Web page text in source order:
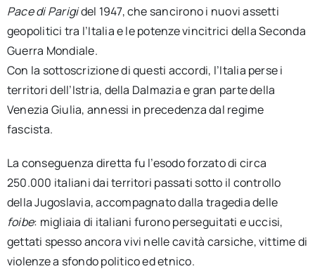
Pace di Parigidel 1947, che sancirono i nuovi assetti
geopolitici tra l’Italia e le potenze vincitrici della Seconda
Guerra Mondiale.
Con la sottoscrizione di questi accordi, l’Italia perse i
territori dell’Istria, della Dalmazia e gran parte della
Venezia Giulia, annessi in precedenza dal regime
fascista.
La conseguenza diretta fu l’esodo forzato di circa
250.000 italiani dai territori passati sotto il controllo
della Jugoslavia, accompagnato dalla tragedia delle
foibe: migliaia di italiani furono perseguitati e uccisi,
gettati spesso ancora vivi nelle cavità carsiche, vittime di
violenze a sfondo politico ed etnico.